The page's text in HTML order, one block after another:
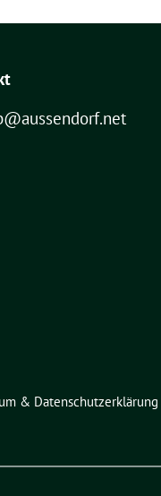
& Datenschutzerklärung